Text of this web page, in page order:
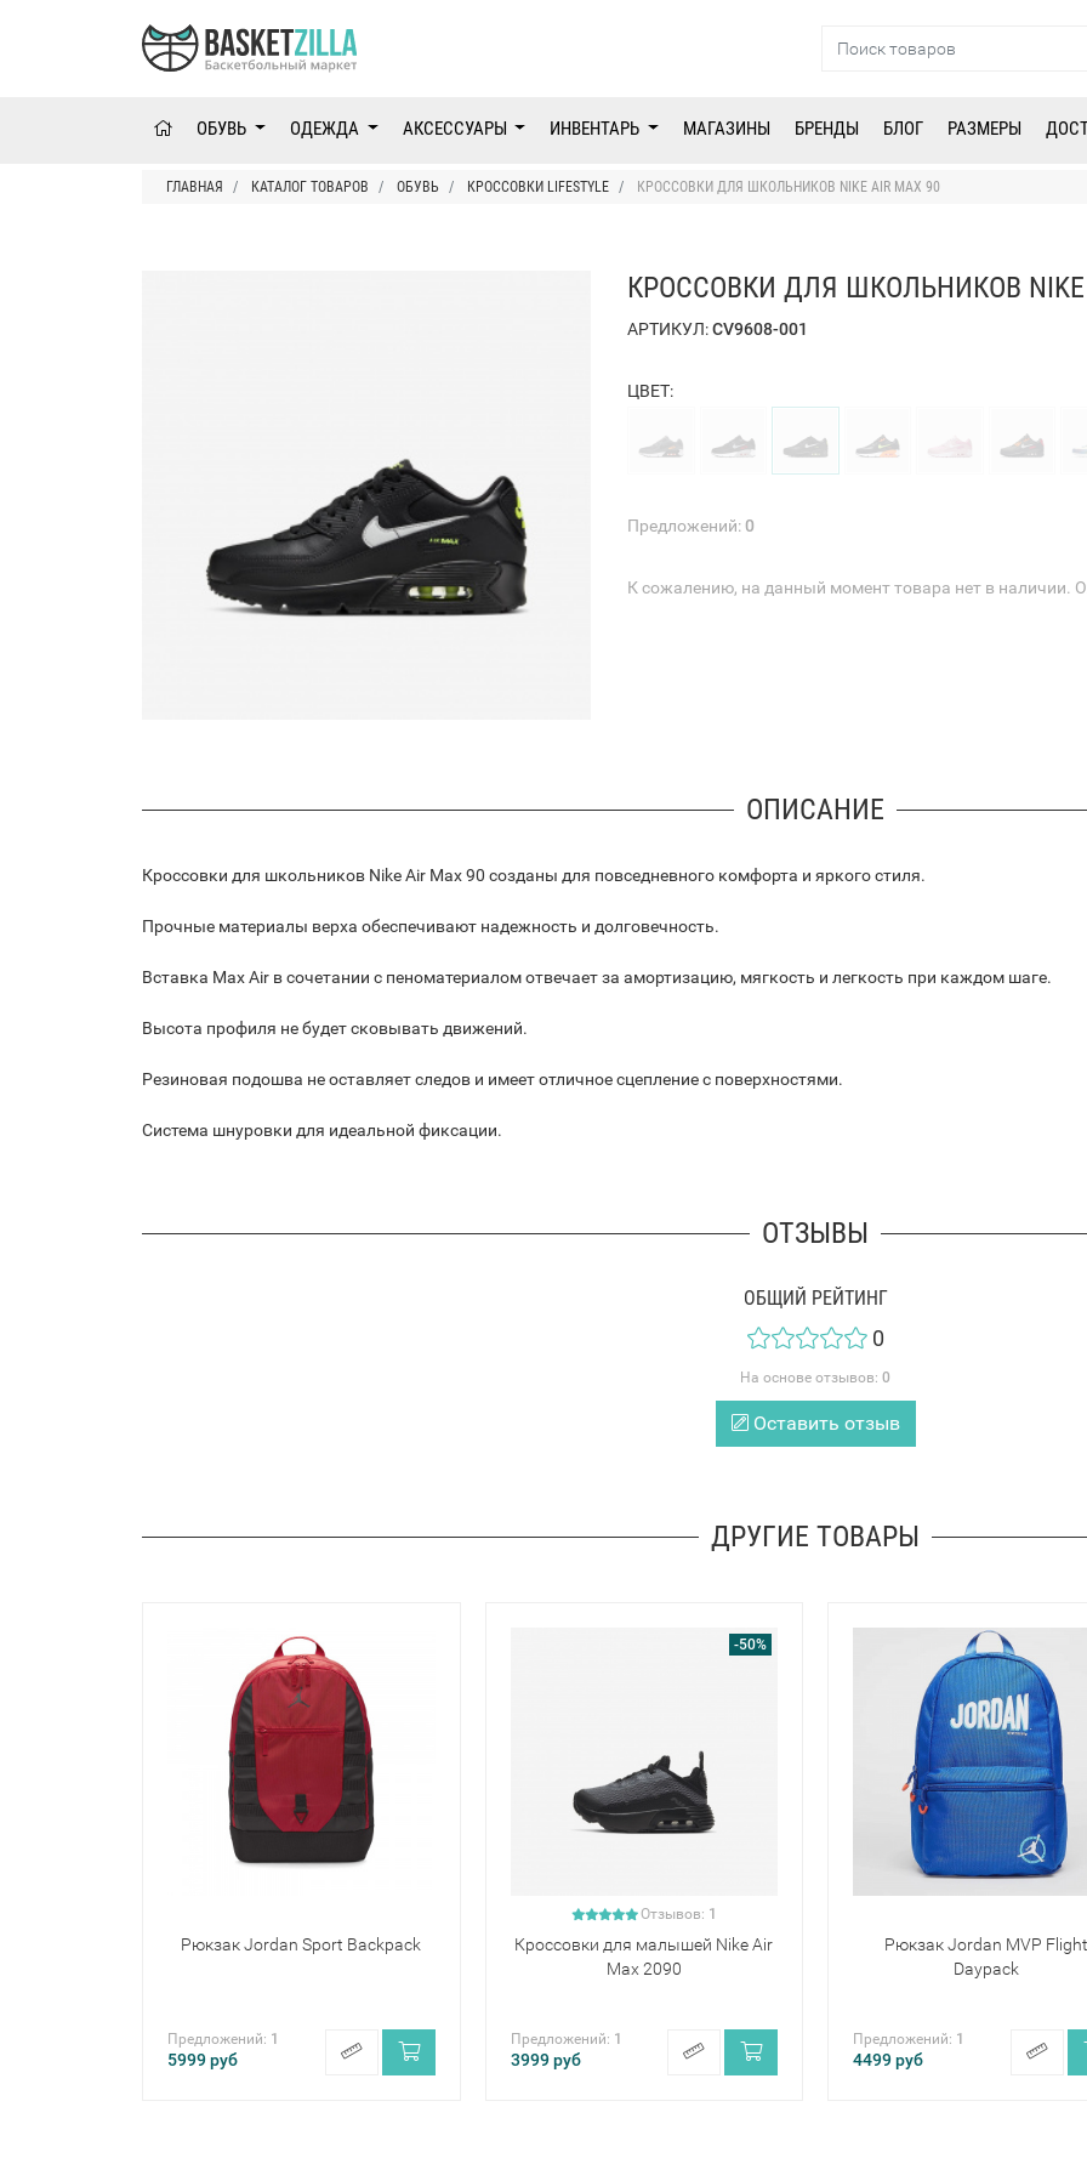
ОБУВЬ ОДЕЖДА АКСЕССУАРЫ ИНВЕНТАРЬ МАГАЗИНЫ БРЕНДЫ БЛОГ РАЗМЕРЫ
ГЛАВНАЯ КАТАЛОГ ТОВАРОВ ОБУВЬ КРОССОВКИ LIFESTYLE КРОССОВКИ ДЛЯ ШКОЛЬНИКОВ NIKE AIR MAX 90
КРОССОВКИ ДЛЯ ШКОЛЬНИКОВ NIKE
АРТИКУЛ:CV9608-001
ЦВЕТ:
Предложений:0
К сожалению, на данный момент товара нет в наличии.
ОПИСАНИЕ
Кроссовки для школьников Nike Air Max 90 созданы для повседневного комфорта и яркого стиля.
Прочные материалы верха обеспечивают надежность и долговечность.
Вставка Max Air в сочетании с пеноматериалом отвечает за амортизацию, мягкость и легкость при каждом шаге.
Высота профиля не будет сковывать движений.
Резиновая подошва не оставляет следов и имеет отличное сцепление с поверхностями.
Система шнуровки для идеальной фиксации.
ОТЗЫВЫ
ОБЩИЙ РЕЙТИНГ
0
На основе отзывов: 0
Оставить отзыв
ДРУГИЕ ТОВАРЫ
Рюкзак Jordan Sport Backpack
Предложений: 1
5999руб
-50%
Отзывов: 1
Кроссовки для малышей Nike Air
Max 2090
Предложений: 1
3999руб
Рюкзак Jordan MVP Flight
Daypack
Предложений: 1
4499руб